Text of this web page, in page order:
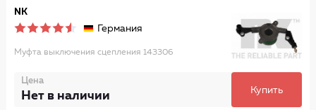
NK
Германия
Муфта выключения сцепления 143306
Цена
Нет в наличии Купить